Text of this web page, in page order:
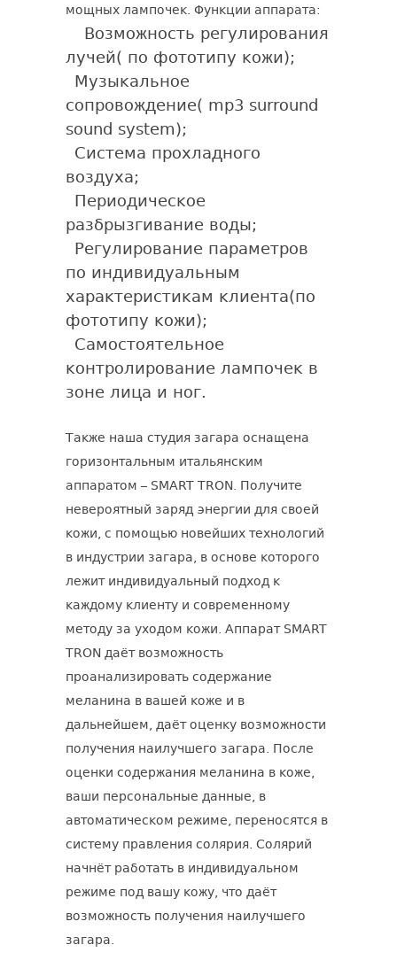
мощных лампочек. Функции аппарата:
Возможность регулирования
лучей( по фототипу кожи);
Музыкальное
сопровождение( mp3 surround
sound system);
Система прохладного
воздуха;
Периодическое
разбрызгивание воды;
Регулирование параметров
по индивидуальным
характеристикам клиента(по
фототипу кожи);
Самостоятельное
контролирование лампочек в
зоне лица и ног.
Также наша студия загара оснащена
горизонтальным итальянским
аппаратом – SMART TRON. Получите
невероятный заряд энергии для своей
кожи, с помощью новейших технологий
в индустрии загара, в основе которого
лежит индивидуальный подход к
каждому клиенту и современному
методу за уходом кожи. Аппарат SMART
TRON даёт возможность
проанализировать содержание
меланина в вашей коже и в
дальнейшем, даёт оценку возможности
получения наилучшего загара. После
оценки содержания меланина в коже,
ваши персональные данные, в
автоматическом режиме, переносятся в
систему правления солярия. Солярий
начнёт работать в индивидуальном
режиме под вашу кожу, что даёт
возможность получения наилучшего
загара.